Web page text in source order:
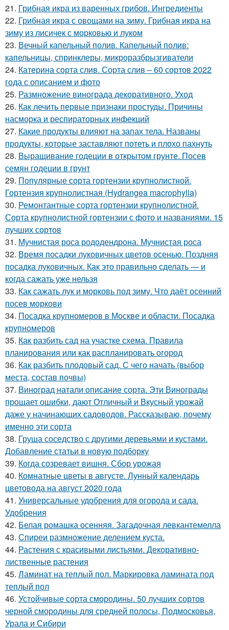
21. Грибная икра из варенных грибов. Ингредиенты
22. Грибная икра с овощами на зиму. Грибная икра на
зиму из лисичек с морковью и луком
23. Вечный капельный полив. Капельный полив:
капельницы, спринклеры, микроразбрызгиватели
24. Катерина сорта слив. Сорта слив – 60 сортов 2022
года с описанием и фото
25. Размножение винограда декоративного. Уход
26. Как лечить первые признаки простуды. Причины
насморка и респираторных инфекций
27. Какие продукты влияют на запах тела. Названы
продукты, которые заставляют потеть и плохо пахнуть
28. Выращивание годеции в открытом грунте. Посев
семян годеции в грунт
29. Популярные сорта гортензии крупнолистной.
Гортензия крупнолистная (Hydrangea macrophylla)
30. Ремонтантные сорта гортензии крупнолистной.
Сорта крупнолистной гортензии с фото и названиями. 15
лучших сортов
31. Мучнистая роса рододендрона. Мучнистая роса
32. Время посадки луковичных цветов осенью. Поздняя
посадка луковичных. Как это правильно сделать — и
когда сажать уже нельзя
33. Как сажать лук и морковь под зиму. Что даёт осенний
посев моркови
34. Посадка крупномеров в Москве и области. Посадка
крупномеров
35. Как разбить сад на участке схема. Правила
планирования или как распланировать огород
36. Как разбить плодовый сад. С чего начать (выбор
места, состав почвы)
37. Виноград натали описание сорта. Эти Винограды
прощает ошибки, дают Отличный и Вкусный урожай
даже у начинающих садоводов. Рассказываю, почему
именно эти сорта
38. Груша соседство с другими деревьями и кустами.
Добавление статьи в новую подборку
39. Когда созревает вишня. Сбор урожая
40. Комнатные цветы в августе. Лунный календарь
цветовода на август 2020 года
41. Универсальные удобрения для огорода и сада.
Удобрения
42. Белая ромашка осенняя. Загадочная левкантемелла
43. Спиреи размножение делением куста.
44. Растения с красивыми листьями. Декоративно-
лиственные растения
45. Ламинат на теплый пол. Маркировка ламината под
теплый пол
46. Устойчивые сорта смородины. 50 лучших сортов
черной смородины для средней полосы, Подмосковья,
Урала и Сибири